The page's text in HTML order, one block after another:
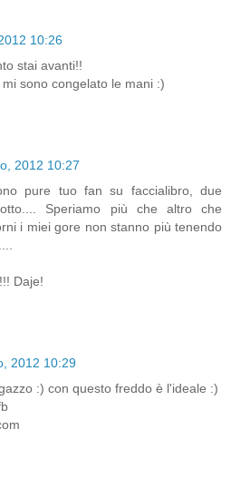
10:26
stai avanti!!
sono congelato le mani :)
2012 10:27
pure tuo fan su faccialibro, due
Speriamo più che altro che
i miei gore non stanno più tenendo
Daje!
2012 10:29
:) con questo freddo è l'ideale :)